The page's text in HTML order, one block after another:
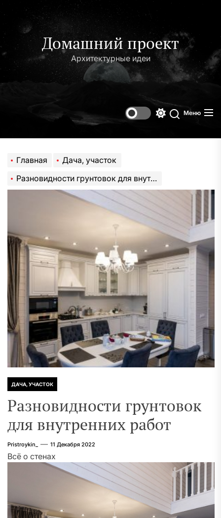
содержимому
Домашний проект
Архитектурные идеи
Поиск
Меню
Главная
Дача, участок
Разновидности грунтовок для внутренних работ
ДАЧА, УЧАСТОК
Разновидности грунтовок
для внутренних работ
Pristroykin_ 11 Декабря 2022
Всё о стенах